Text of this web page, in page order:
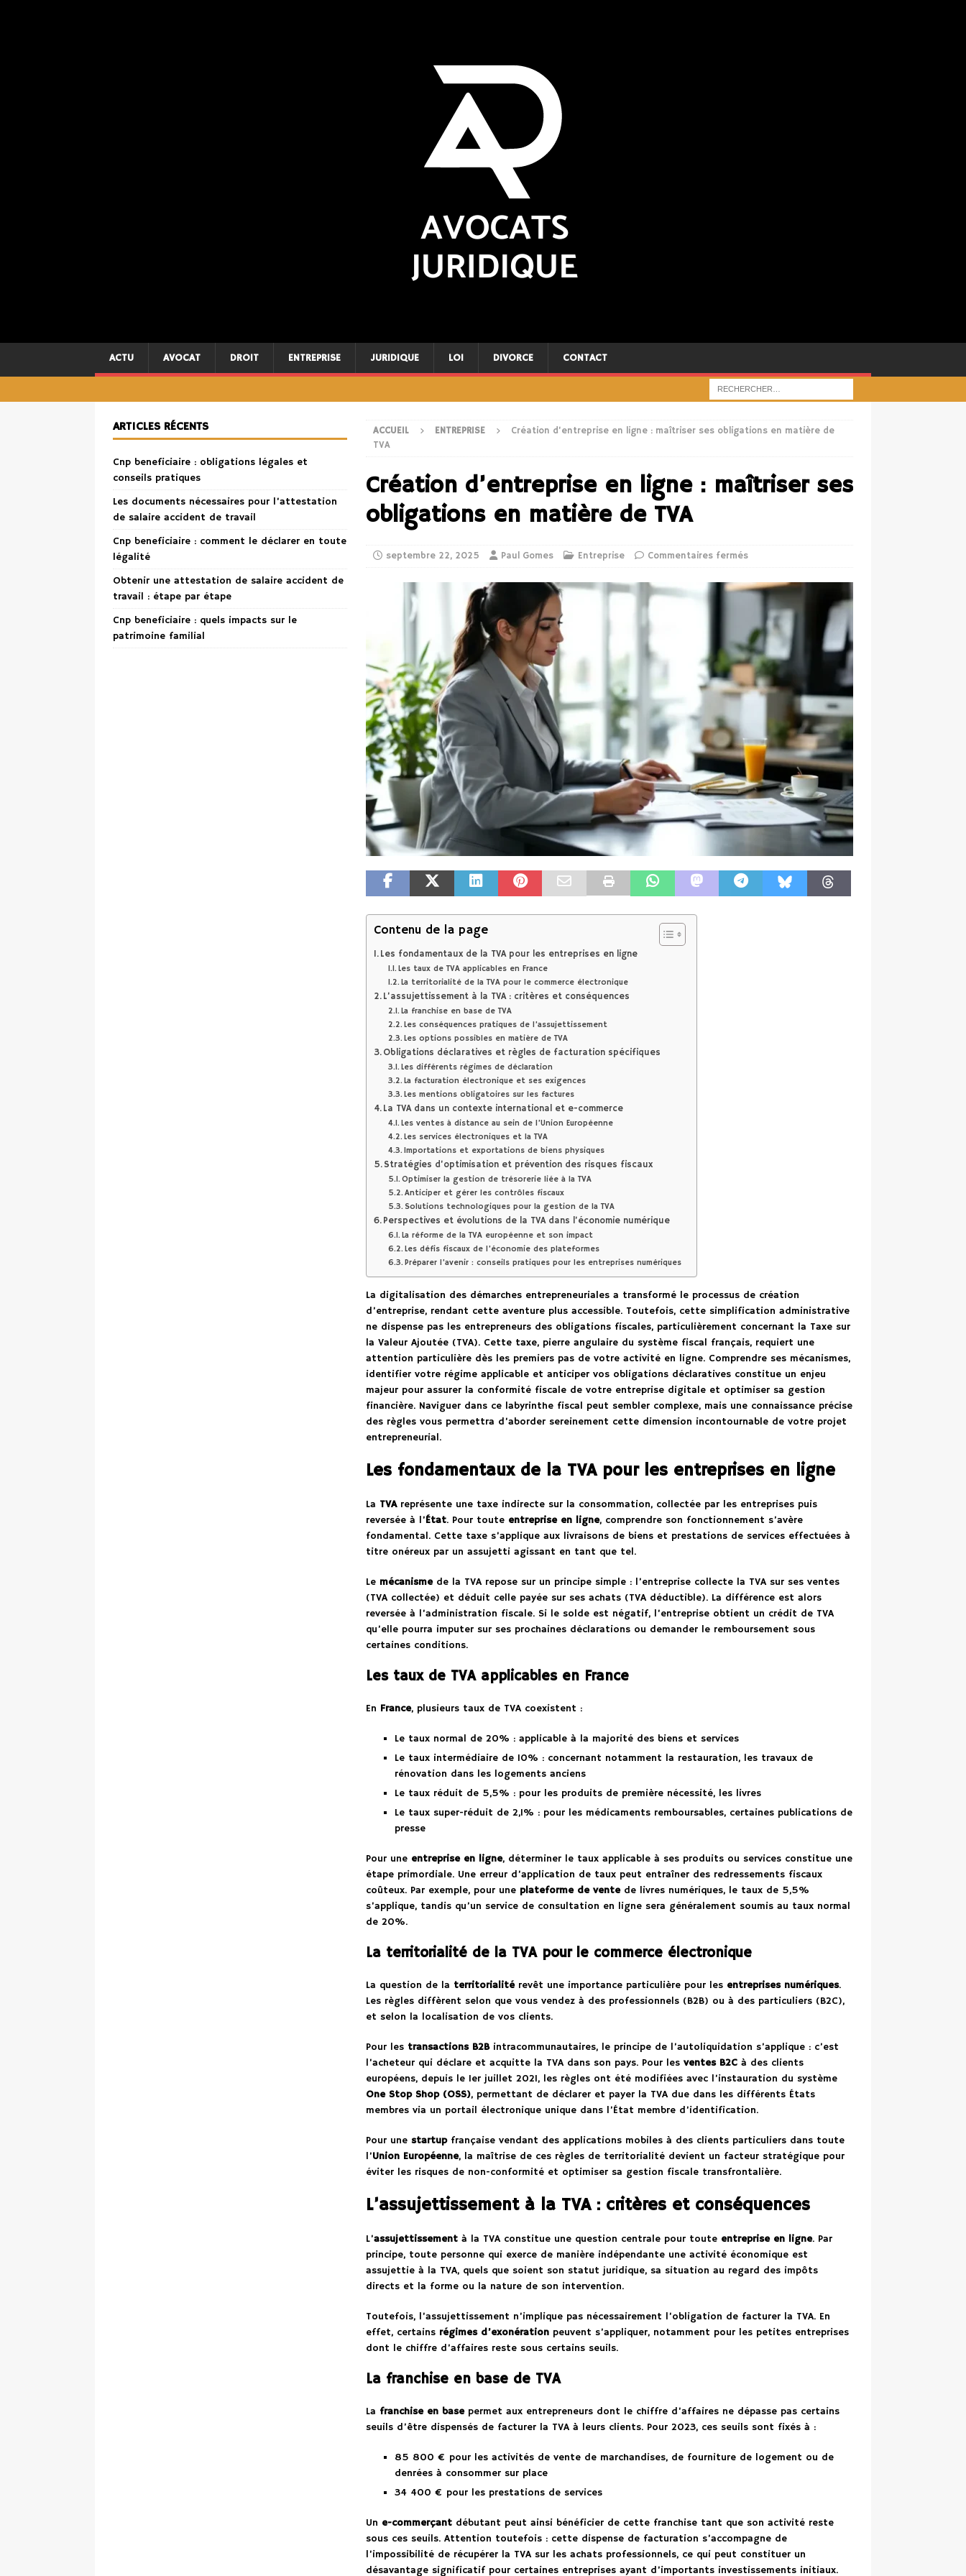
ACTU AVOCAT DROIT ENTREPRISE JURIDIQUE LOI DIVORCE CONTACT
ACCUEIL ENTREPRISE
Création d’entreprise en ligne : maîtriser ses obligations en matière de
TVA
Création d’entreprise en ligne : maîtriser ses
obligations en matière de TVA
septembre 22, 2025 Paul Gomes Entreprise Commentaires fermés
Contenu de la page
Les fondamentaux de la TVA pour les entreprises en ligne
Les taux de TVA applicables en France
La territorialité de la TVA pour le commerce électronique
L’assujettissement à la TVA : critères et conséquences
La franchise en base de TVA
Les conséquences pratiques de l’assujettissement
Les options possibles en matière de TVA
Obligations déclaratives et règles de facturation spécifiques
Les différents régimes de déclaration
La facturation électronique et ses exigences
Les mentions obligatoires sur les factures
La TVA dans un contexte international et e-commerce
Les ventes à distance au sein de l’Union Européenne
Les services électroniques et la TVA
Importations et exportations de biens physiques
Stratégies d’optimisation et prévention des risques fiscaux
Optimiser la gestion de trésorerie liée à la TVA
Anticiper et gérer les contrôles fiscaux
Solutions technologiques pour la gestion de la TVA
Perspectives et évolutions de la TVA dans l’économie numérique
La réforme de la TVA européenne et son impact
Les défis fiscaux de l’économie des plateformes
Préparer l’avenir : conseils pratiques pour les entreprises numériques
La digitalisation des démarches entrepreneuriales a transformé le processus de création
d’entreprise, rendant cette aventure plus accessible. Toutefois, cette simplification administrative
ne dispense pas les entrepreneurs des obligations fiscales, particulièrement concernant la Taxe sur
la Valeur Ajoutée (TVA). Cette taxe, pierre angulaire du système fiscal français, requiert une
attention particulière dès les premiers pas de votre activité en ligne. Comprendre ses mécanismes,
identifier votre régime applicable et anticiper vos obligations déclaratives constitue un enjeu
majeur pour assurer la conformité fiscale de votre entreprise digitale et optimiser sa gestion
financière. Naviguer dans ce labyrinthe fiscal peut sembler complexe, mais une connaissance précise
des règles vous permettra d’aborder sereinement cette dimension incontournable de votre projet
entrepreneurial.
Les fondamentaux de la TVA pour les entreprises en ligne
La TVAreprésente une taxe indirecte sur la consommation, collectée par les entreprises puis
reversée à l’État. Pour toute entreprise en ligne, comprendre son fonctionnement s’avère
fondamental. Cette taxe s’applique aux livraisons de biens et prestations de services effectuées à
titre onéreux par un assujetti agissant en tant que tel.
Le mécanismede la TVA repose sur un principe simple : l’entreprise collecte la TVA sur ses ventes
(TVA collectée) et déduit celle payée sur ses achats (TVA déductible). La différence est alors
reversée à l’administration fiscale. Si le solde est négatif, l’entreprise obtient un crédit de TVA
qu’elle pourra imputer sur ses prochaines déclarations ou demander le remboursement sous
certaines conditions.
Les taux de TVA applicables en France
En France, plusieurs taux de TVA coexistent :
Le taux normal de 20% : applicable à la majorité des biens et services
Le taux intermédiaire de 10% : concernant notamment la restauration, les travaux de
rénovation dans les logements anciens
Le taux réduit de 5,5% : pour les produits de première nécessité, les livres
Le taux super-réduit de 2,1% : pour les médicaments remboursables, certaines publications de
presse
Pour une entreprise en ligne, déterminer le taux applicable à ses produits ou services constitue une
étape primordiale. Une erreur d’application de taux peut entraîner des redressements fiscaux
coûteux. Par exemple, pour une plateforme de ventede livres numériques, le taux de 5,5%
s’applique, tandis qu’un service de consultation en ligne sera généralement soumis au taux normal
de 20%.
La territorialité de la TVA pour le commerce électronique
La question de la territorialitérevêt une importance particulière pour les entreprises numériques.
Les règles diffèrent selon que vous vendez à des professionnels (B2B) ou à des particuliers (B2C),
et selon la localisation de vos clients.
Pour les transactions B2Bintracommunautaires, le principe de l’autoliquidation s’applique : c’est
l’acheteur qui déclare et acquitte la TVA dans son pays. Pour les ventes B2Cà des clients
européens, depuis le 1er juillet 2021, les règles ont été modifiées avec l’instauration du système
One Stop Shop (OSS), permettant de déclarer et payer la TVA due dans les différents États
membres via un portail électronique unique dans l’État membre d’identification.
Pour une startupfrançaise vendant des applications mobiles à des clients particuliers dans toute
l’Union Européenne, la maîtrise de ces règles de territorialité devient un facteur stratégique pour
éviter les risques de non-conformité et optimiser sa gestion fiscale transfrontalière.
L’assujettissement à la TVA : critères et conséquences
L’assujettissementà la TVA constitue une question centrale pour toute entreprise en ligne. Par
principe, toute personne qui exerce de manière indépendante une activité économique est
assujettie à la TVA, quels que soient son statut juridique, sa situation au regard des impôts
directs et la forme ou la nature de son intervention.
Toutefois, l’assujettissement n’implique pas nécessairement l’obligation de facturer la TVA. En
effet, certains régimes d’exonérationpeuvent s’appliquer, notamment pour les petites entreprises
dont le chiffre d’affaires reste sous certains seuils.
La franchise en base de TVA
La franchise en basepermet aux entrepreneurs dont le chiffre d’affaires ne dépasse pas certains
seuils d’être dispensés de facturer la TVA à leurs clients. Pour 2023, ces seuils sont fixés à :
85 800 € pour les activités de vente de marchandises, de fourniture de logement ou de
denrées à consommer sur place
34 400 € pour les prestations de services
Un e-commerçantdébutant peut ainsi bénéficier de cette franchise tant que son activité reste
sous ces seuils. Attention toutefois : cette dispense de facturation s’accompagne de
l’impossibilité de récupérer la TVA sur les achats professionnels, ce qui peut constituer un
désavantage significatif pour certaines entreprises ayant d’importants investissements initiaux.
ARTICLES RÉCENTS
Cnp beneficiaire : obligations légales et
conseils pratiques
Les documents nécessaires pour l’attestation
de salaire accident de travail
Cnp beneficiaire : comment le déclarer en toute
légalité
Obtenir une attestation de salaire accident de
travail : étape par étape
Cnp beneficiaire : quels impacts sur le
patrimoine familial